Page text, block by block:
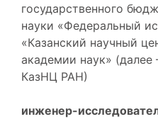
государственного
науки «Федеральный
«Казанский научный
академии наук»
КазНЦ РАН)
инженер-